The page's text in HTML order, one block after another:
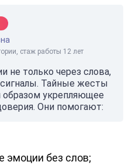
стаж работы 12 лет
не только через слова,
Тайные жесты
укрепляющее
Они помогают:
эмоции без слов;